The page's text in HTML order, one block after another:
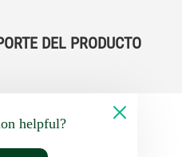
DEL PRODUCTO
helpful?